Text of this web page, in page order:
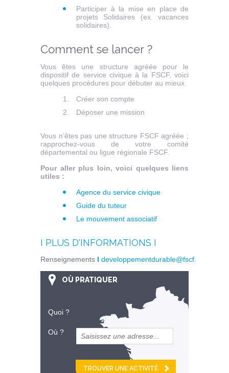
Participer à la mise en place de
projets Solidaires (ex. vacances
solidaires).
Comment se lancer ?
Vous êtes une structure agréée pour le
dispositif de service civique à la FSCF, voici
quelques procédures pour débuter au mieux.
Créer son compte
Déposer une mission
Vous n’êtes pas une structure FSCF agréée ;
rapprochez-vous de votre comité
départemental ou ligue régionale FSCF.
Pour aller plus loin, voici quelques liens
utiles :
Agence du service civique
Guide du tuteur
Le mouvement associatif
I PLUS D'INFORMATIONS I
Renseignements I developpementdurable@fscf.asso.fr
OÙ PRATIQUER
Quoi ?
Où ?
et